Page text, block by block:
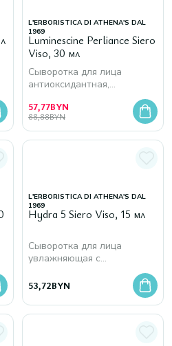
L'ERBORISTICA DI ATHENA'S DAL
1969
Luminescine Perliance Siero
Viso, 30 мл
Сыворотка для лица
антиоксидантная,
витамином С и активным
ингредиентом
57,77BYN
88,88BYN
L'ERBORISTICA DI ATHENA'S DAL
1969
Hydra 5 Siero Viso, 15 мл
Сыворотка для лица
увлажняющая с
53,72BYN